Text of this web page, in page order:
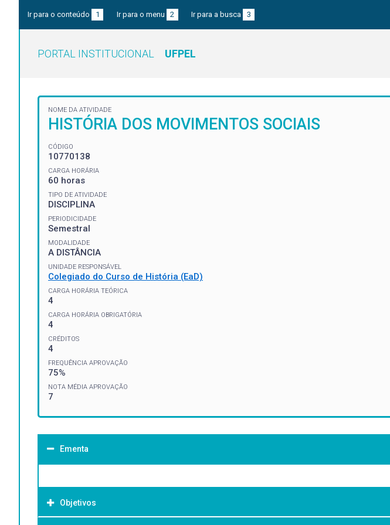
Ir para o conteúdo 1 Ir para o menu 2 Ir para a busca 3
PORTAL INSTITUCIONAL UFPEL
NOME DA ATIVIDADE
HISTÓRIA DOS MOVIMENTOS SOCIAIS
CÓDIGO
10770138
CARGA HORÁRIA
60 horas
TIPO DE ATIVIDADE
DISCIPLINA
PERIODICIDADE
Semestral
MODALIDADE
A DISTÂNCIA
UNIDADE RESPONSÁVEL
Colegiado do Curso de História (EaD)
CARGA HORÁRIA TEÓRICA
4
CARGA HORÁRIA OBRIGATÓRIA
4
CRÉDITOS
4
FREQUÊNCIA APROVAÇÃO
75%
NOTA MÉDIA APROVAÇÃO
7
Ementa
Objetivos